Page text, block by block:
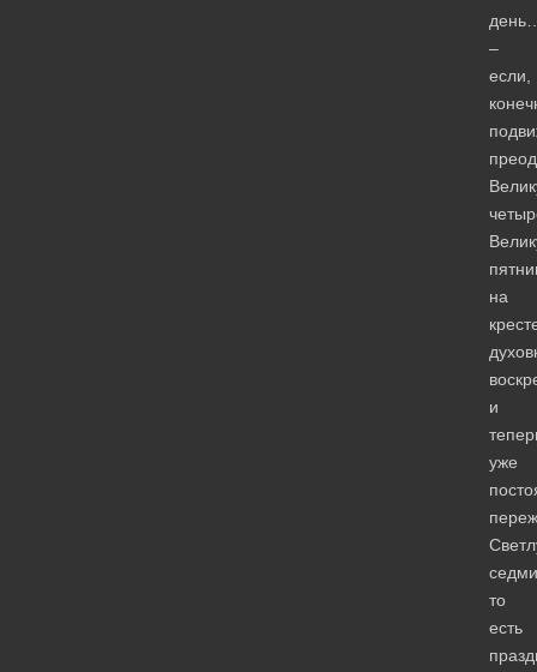
–
если,
на
и
уже
то
есть